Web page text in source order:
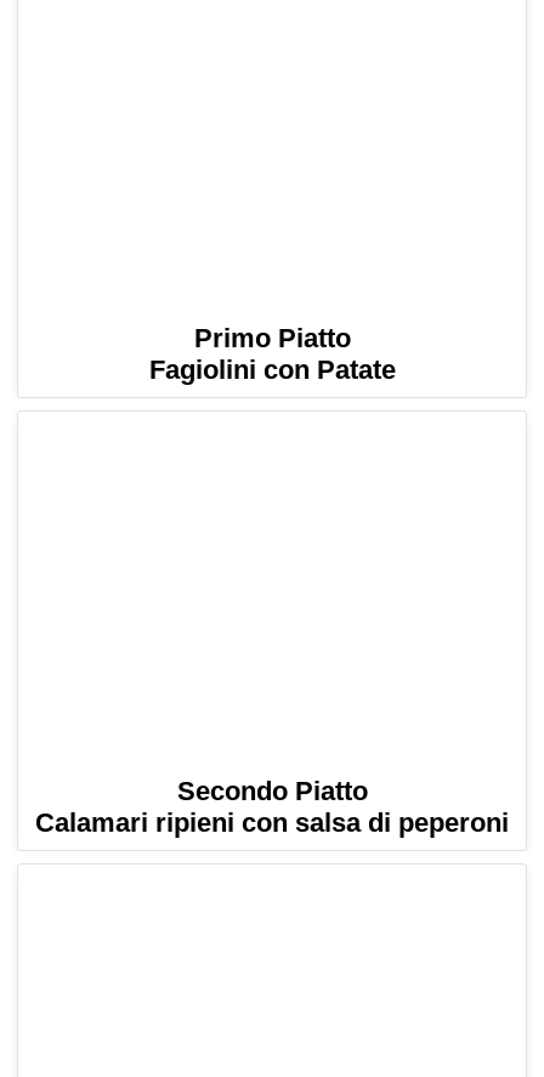
Primo Piatto
Fagiolini con Patate
Secondo Piatto
Calamari ripieni con salsa di peperoni